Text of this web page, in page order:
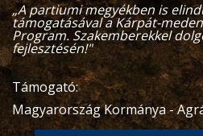
„A partiumi megyékben is
támogatásával a Kárpát-
Program. Szakemberekkel
fejlesztésén!"
Támogató:
Magyarország Kormánya -